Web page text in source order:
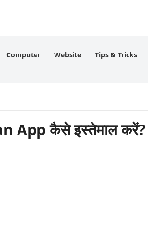
Computer Website Tips & Tricks
App कैसे इस्तेमाल करें?